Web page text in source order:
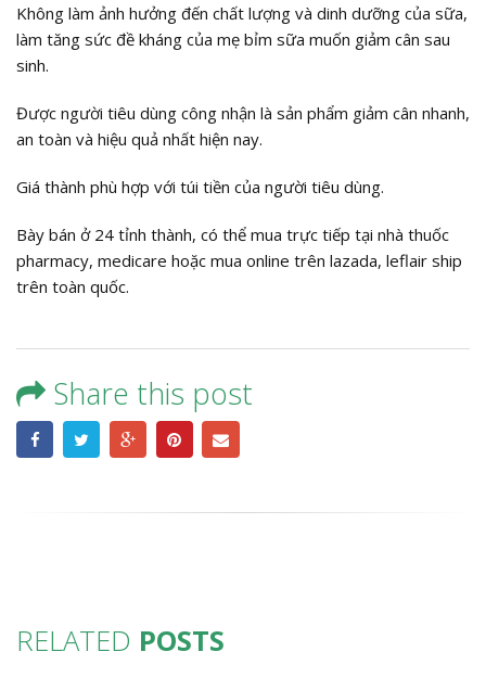
Không làm ảnh hưởng đến chất lượng và dinh dưỡng của sữa,
làm tăng sức đề kháng của mẹ bỉm sữa muốn giảm cân sau
sinh.
Được người tiêu dùng công nhận là sản phẩm giảm cân nhanh,
an toàn và hiệu quả nhất hiện nay.
Giá thành phù hợp với túi tiền của người tiêu dùng.
Bày bán ở 24 tỉnh thành, có thể mua trực tiếp tại nhà thuốc
pharmacy, medicare hoặc mua online trên lazada, leflair ship
trên toàn quốc.
Share this post
RELATED POSTS